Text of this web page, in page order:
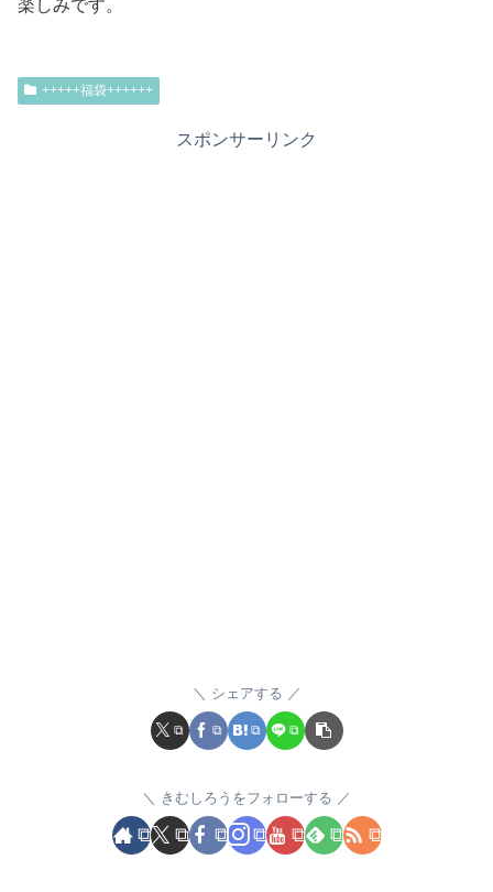
楽しみです。
+++++福袋++++++
スポンサーリンク
シェアする
きむしろうをフォローする